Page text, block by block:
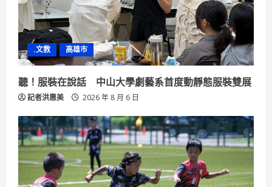
.文教 高雄市
聽！服裝在說話 中山大學劇藝系首度動靜態服裝雙展
記者洪惠美 2026 年 8 月 6 日